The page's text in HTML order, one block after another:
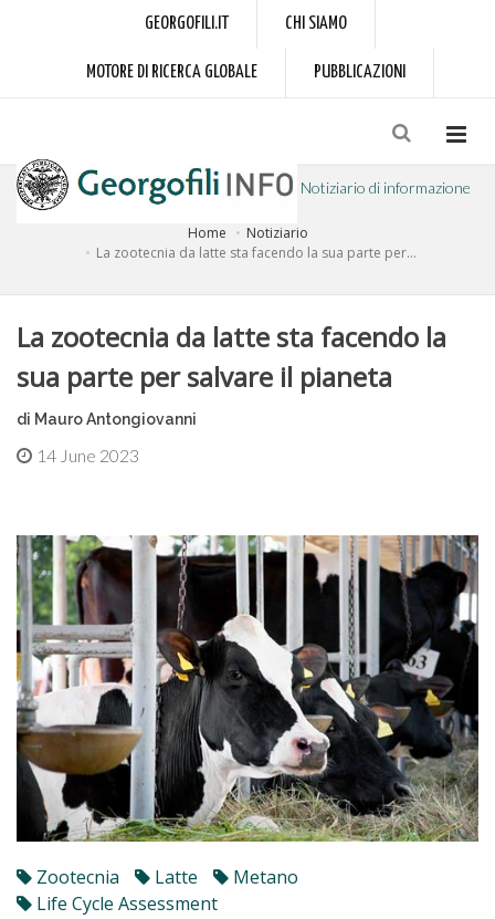
GEORGOFILI.IT CHI SIAMO
MOTORE DI RICERCA GLOBALE PUBBLICAZIONI
Notiziario di informazione
a cura dell'Accademia dei Georgofili
Home
Notiziario
La zootecnia da latte sta facendo la sua parte per...
La zootecnia da latte sta facendo la
sua parte per salvare il pianeta
di Mauro Antongiovanni
14 June 2023
Zootecnia Latte
Metano
Life Cycle Assessment